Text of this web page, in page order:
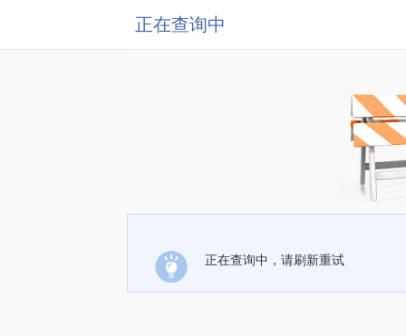
正在查询中
正在查询中，请刷新重试